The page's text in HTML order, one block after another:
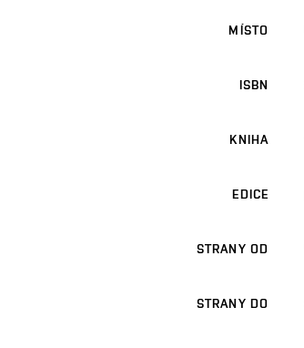
MÍSTO
ISBN
KNIHA
EDICE
STRANY OD
STRANY DO